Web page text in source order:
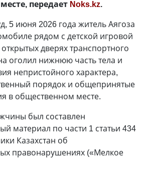
передает Noks.kz.
5 июня 2026 года житель Аягоза
рядом с детской игровой
дверях транспортного
оголил нижнюю часть тела и
непристойного характера,
порядок и общепринятые
в общественном месте.
был составлен
материал по части 1 статьи 434
Казахстан об
правонарушениях («Мелкое